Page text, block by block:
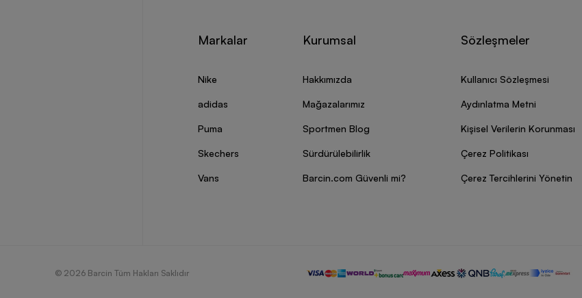
Markalar
Nike
adidas
Puma
Skechers
Vans
Kurumsal
Hakkımızda
Mağazalarımız
Sportmen Blog
Sürdürülebilirlik
Barcin.com Güvenli mi?
Sözleşmeler
Kullanıcı Sözleşmesi
Aydınlatma Metni
Kişisel Verilerin Korunması
Çerez Politikası
Çerez Tercihlerini Yönetin
© 2026 Barcin Tüm Hakları Saklıdır